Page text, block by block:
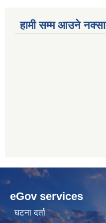
हामी सम्म आउने नक्सा
betwild
cratosroyalbet
bahis
siteleri
hdasianporns.net
lunadark.org
bahis
siteleri
eGov services
घटना दर्ता